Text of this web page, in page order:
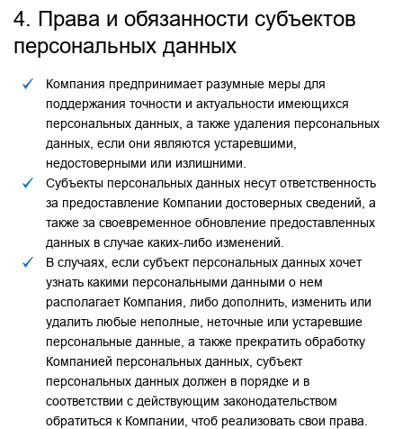
4. Права и обязанности субъектов
персональных данных
Компания предпринимает разумные меры для
поддержания точности и актуальности имеющихся
персональных данных, а также удаления персональных
данных, если они являются устаревшими,
недостоверными или излишними.
Субъекты персональных данных несут ответственность
за предоставление Компании достоверных сведений, а
также за своевременное обновление предоставленных
данных в случае каких-либо изменений.
В случаях, если субъект персональных данных хочет
узнать какими персональными данными о нем
располагает Компания, либо дополнить, изменить или
удалить любые неполные, неточные или устаревшие
персональные данные, а также прекратить обработку
Компанией персональных данных, субъект
персональных данных должен в порядке и в
соответствии с действующим законодательством
обратиться к Компании, чтоб реализовать свои права.